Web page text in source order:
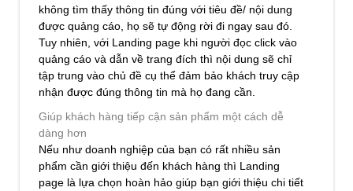
không tìm thấy thông tin đúng với tiêu đề/ nội dung
được quảng cáo, họ sẽ tự động rời đi ngay sau đó.
Tuy nhiên, với Landing page khi người đọc click vào
quảng cáo và dẫn về trang đích thì nội dung sẽ chỉ
tập trung vào chủ đề cụ thể đảm bảo khách truy cập
nhận được đúng thông tin mà họ đang cần.
Giúp khách hàng tiếp cận sản phẩm một cách dễ
dàng hơn
Nếu như doanh nghiệp của bạn có rất nhiều sản
phẩm cần giới thiệu đến khách hàng thì Landing
page là lựa chọn hoàn hảo giúp bạn giới thiệu chi tiết